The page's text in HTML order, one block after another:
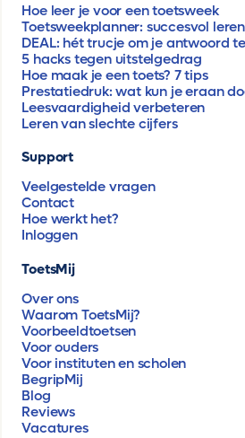
Hoe leer je voor een toetsweek
Toetsweekplanner: succesvol leren
DEAL: hét trucje om je antwoord
5 hacks tegen uitstelgedrag
Hoe maak je een toets? 7 tips
Prestatiedruk: wat kun je eraan
Leesvaardigheid verbeteren
Leren van slechte cijfers
Support
Veelgestelde vragen
Contact
Hoe werkt het?
Inloggen
ToetsMij
Over ons
Waarom ToetsMij?
Voorbeeldtoetsen
Voor ouders
Voor instituten en scholen
BegripMij
Blog
Reviews
Vacatures